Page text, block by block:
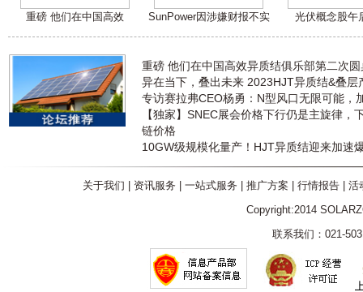
重磅 他们在中国高效 SunPower因涉嫌财报不实 光伏概念股午
重磅 他们在中国高效异质结俱乐部第二次
异在当下，叠出未来 2023HJT异质结&叠层
专访赛拉弗CEO杨勇：N型风口无限可能，
【独家】SNEC展会价格下行仍是主旋律，
链价格
10GW级规模化量产！HJT异质结迎来加速
关于我们 资讯服务 一站式服务 推广方案 行情报告| 活
Copyright:2014
联系我们：021-